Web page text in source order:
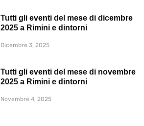
Tutti gli eventi del mese di dicembre
2025 a Rimini e dintorni
Dicembre 3, 2025
Tutti gli eventi del mese di novembre
2025 a Rimini e dintorni
Novembre 4, 2025